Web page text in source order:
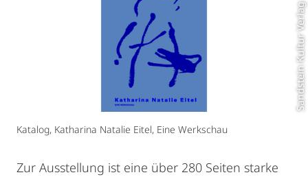
Sandstein Kultur Verlag
Katalog, Katharina Natalie Eitel, Eine Werkschau
Zur Ausstellung ist eine über 280 Seiten starke